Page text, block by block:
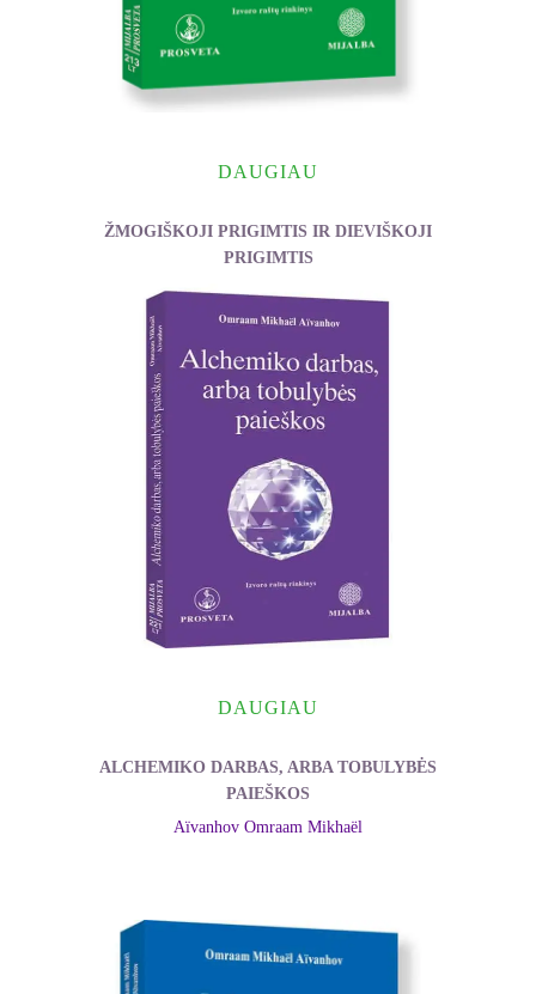
DAUGIAU
ŽMOGIŠKOJI PRIGIMTIS IR DIEVIŠKOJI
PRIGIMTIS
Aïvanhov Omraam Mikhaël
DAUGIAU
ALCHEMIKO DARBAS, ARBA TOBULYBĖS
PAIEŠKOS
Aïvanhov Omraam Mikhaël